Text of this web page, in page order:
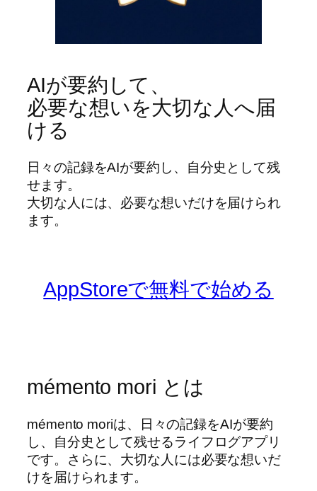
AIが要約して、
必要な想いを大切な人へ届
ける
日々の記録をAIが要約し、自分史として残
せます。
大切な人には、必要な想いだけを届けられ
ます。
AppStoreで無料で始める
mémento mori とは
mémento moriは、日々の記録をAIが要約
し、自分史として残せるライフログアプリ
です。さらに、大切な人には必要な想いだ
けを届けられます。